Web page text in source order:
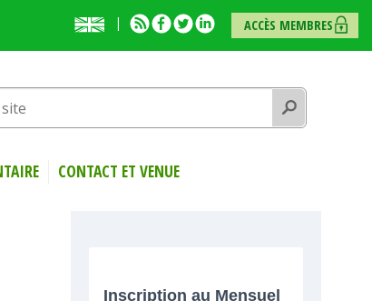
English
presentation
RSSFacebook
TwitterLinkedinACCÈS MEMBRES
Rechercher
CONTACT ET VENUE